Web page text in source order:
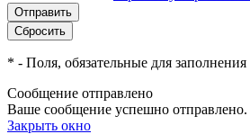
* - Поля, обязательные для заполнения
Сообщение отправлено
Ваше сообщение успешно
Закрыть окно